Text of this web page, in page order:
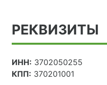
РЕКВИЗИТЫ
ИНН: 3702050255
КПП: 370201001